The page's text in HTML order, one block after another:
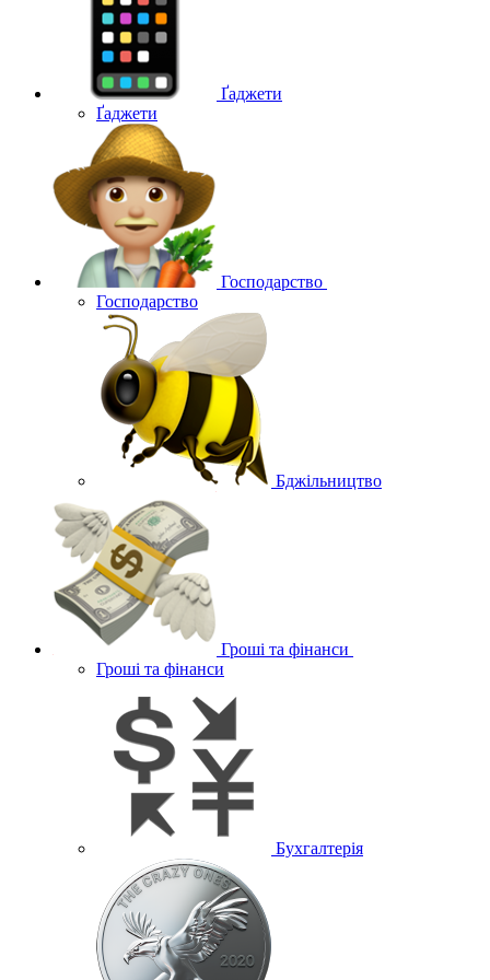
Ґаджети
Ґаджети
Господарство
Господарство
Бджільництво
Гроші та фінанси
Гроші та фінанси
Бухгалтерія